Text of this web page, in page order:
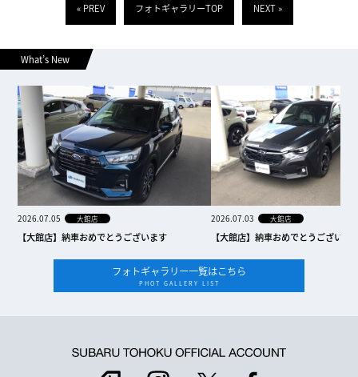
« PREV フォトギャラリーTOP NEXT »
What’s New
2026.07.05 大館店
【大館店】納車おめでとうございます
2026.07.03 大館店
【大館店】納車おめでとうございま
フォトギャラリー一覧はこちら
PHOT GALLERY LIST